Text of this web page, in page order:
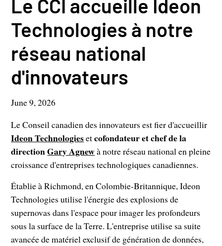
Le CCI accueille Ideon
Technologies à notre
réseau national
d'innovateurs
June 9, 2026
Le Conseil canadien des innovateurs est fier d'accueillir
Ideon Technologiesetcofondateur et chef de la
directionGary Agnewà notre réseau national en pleine
croissance d'entreprises technologiques canadiennes.
Établie à Richmond, en Colombie-Britannique, Ideon
Technologies utilise l'énergie des explosions de
supernovas dans l'espace pour imager les profondeurs
sous la surface de la Terre. L'entreprise utilise sa suite
avancée de matériel exclusif de génération de données,